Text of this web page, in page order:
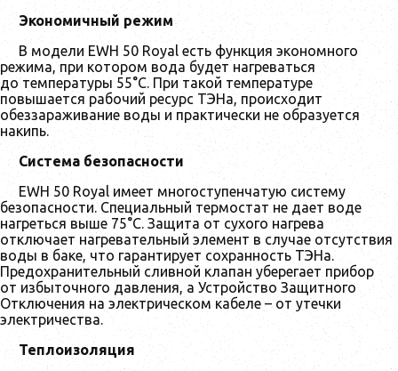
Экономичный режим
В модели EWH 50 Royal есть функция экономного
режима, при котором вода будет нагреваться
до температуры 55°С. При такой температуре
повышается рабочий ресурс ТЭНа, происходит
обеззараживание воды и практически не образуется
накипь.
Система безопасности
EWH 50 Royal имеет многоступенчатую систему
безопасности. Специальный термостат не дает воде
нагреться выше 75°C. Защита от сухого нагрева
отключает нагревательный элемент в случае отсутствия
воды в баке, что гарантирует сохранность ТЭНа.
Предохранительный сливной клапан уберегает прибор
от избыточного давления, а Устройство Защитного
Отключения на электрическом кабеле – от утечки
электричества.
Теплоизоляция